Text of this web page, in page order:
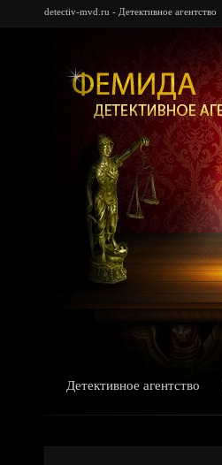
detectiv-mvd.ru - Детективное агентство
Детективное агентство